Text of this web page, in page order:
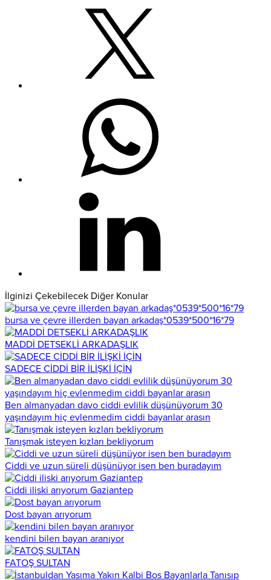
İlginizi Çekebilecek Diğer Konular
bursa ve çevre illerden bayan arkadaş*0539*500*16*79
MADDİ DETSEKLİ ARKADAŞLIK
SADECE CİDDİ BİR İLİŞKİ İÇİN
Ben almanyadan davo ciddi evlilik düşünüyorum 30
yaşındayım hiç evlenmedim ciddi bayanlar arasın
Tanışmak isteyen kızları bekliyorum
Ciddi ve uzun süreli düşünüyor isen ben buradayım
Ciddi iliski arıyorum Gaziantep
Dost bayan arıyorum
kendini bilen bayan aranıyor
FATOŞ SULTAN